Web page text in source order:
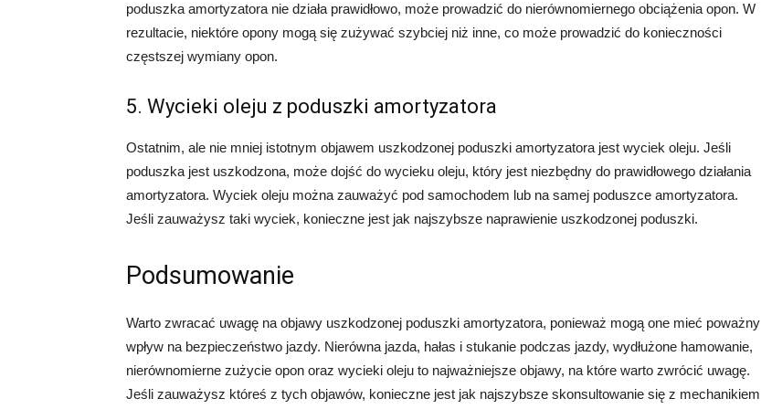
poduszka amortyzatora nie działa prawidłowo, może prowadzić do nierównomiernego obciążenia opon. W
rezultacie, niektóre opony mogą się zużywać szybciej niż inne, co może prowadzić do konieczności
częstszej wymiany opon.
5. Wycieki oleju z poduszki amortyzatora
Ostatnim, ale nie mniej istotnym objawem uszkodzonej poduszki amortyzatora jest wyciek oleju. Jeśli
poduszka jest uszkodzona, może dojść do wycieku oleju, który jest niezbędny do prawidłowego działania
amortyzatora. Wyciek oleju można zauważyć pod samochodem lub na samej poduszce amortyzatora.
Jeśli zauważysz taki wyciek, konieczne jest jak najszybsze naprawienie uszkodzonej poduszki.
Podsumowanie
Warto zwracać uwagę na objawy uszkodzonej poduszki amortyzatora, ponieważ mogą one mieć poważny
wpływ na bezpieczeństwo jazdy. Nierówna jazda, hałas i stukanie podczas jazdy, wydłużone hamowanie,
nierównomierne zużycie opon oraz wycieki oleju to najważniejsze objawy, na które warto zwrócić uwagę.
Jeśli zauważysz któreś z tych objawów, konieczne jest jak najszybsze skonsultowanie się z mechanikiem